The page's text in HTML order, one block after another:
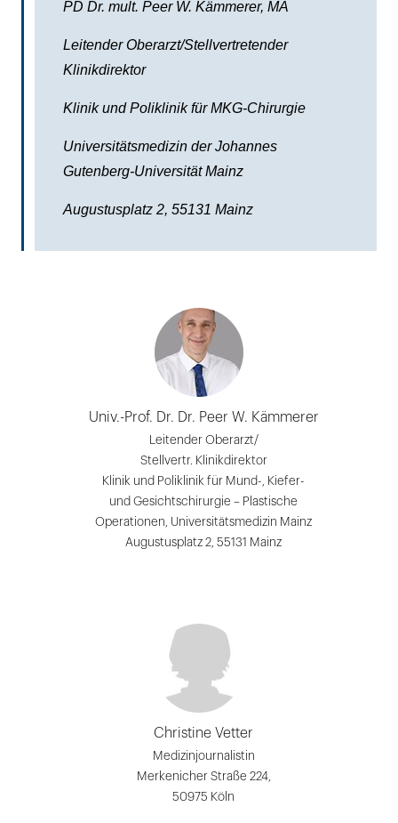
PD Dr. mult. Peer W. Kämmerer, MA
Leitender Oberarzt/Stellvertretender
Klinikdirektor
Klinik und Poliklinik für MKG-Chirurgie
Universitätsmedizin der Johannes
Gutenberg-Universität Mainz
Augustusplatz 2, 55131 Mainz
Univ.-Prof. Dr. Dr. Peer W. Kämmerer
Leitender Oberarzt/
Stellvertr. Klinikdirektor
Klinik und Poliklinik für Mund-, Kiefer-
und Gesichtschirurgie – Plastische
Operationen, Universitätsmedizin Mainz
Augustusplatz 2, 55131 Mainz
Christine Vetter
Medizinjournalistin
Merkenicher Straße 224,
50975 Köln